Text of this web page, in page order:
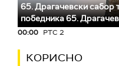
65. Драгачевски сабор
победника 65.
00:00 РТС 2
КОРИСНО